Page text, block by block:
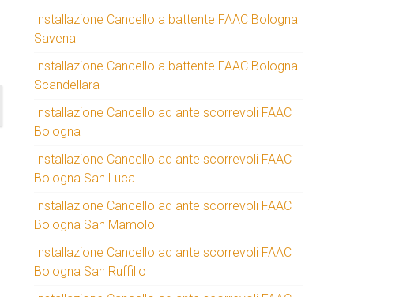
Installazione Cancello a battente FAAC Bologna
Savena
Installazione Cancello a battente FAAC Bologna
Scandellara
Installazione Cancello ad ante scorrevoli FAAC
Bologna
Installazione Cancello ad ante scorrevoli FAAC
Bologna San Luca
Installazione Cancello ad ante scorrevoli FAAC
Bologna San Mamolo
Installazione Cancello ad ante scorrevoli FAAC
Bologna San Ruffillo